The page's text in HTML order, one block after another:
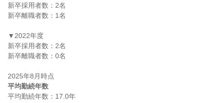
新卒採用者数：2名
新卒離職者数：1名
▼2022年度
新卒採用者数：2名
新卒離職者数：0名
平均勤続年数
平均勤続年数：17.0年